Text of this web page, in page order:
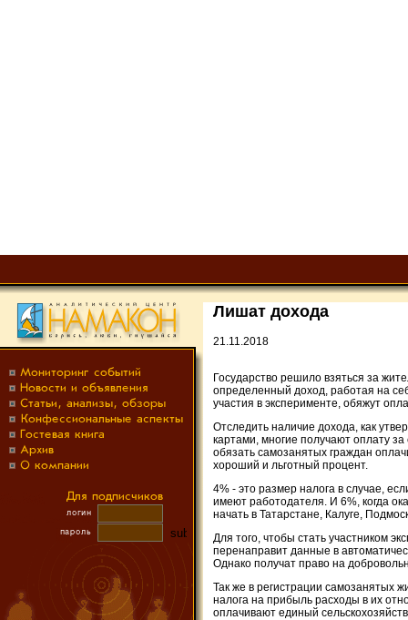
Лишат дохода
21.11.2018
Государство решило взяться за
определенный доход, работая на
участия в эксперименте, обяжут
Отследить наличие дохода, как
картами, многие получают оплату
обязать самозанятых граждан
хороший и льготный процент.
4% - это размер налога в случае,
имеют работодателя. И 6%, когда
начать в Татарстане, Калуге,
Для того, чтобы стать участником
перенаправит данные в
Однако получат право на
Так же в регистрации самозанятых
налога на прибыль расходы в их
оплачивают единый